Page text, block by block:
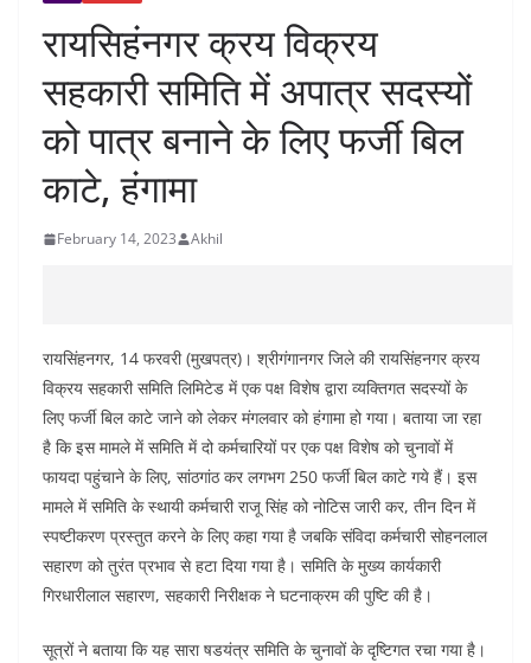
रायसिहंनगर क्रय विक्रय
सहकारी समिति में अपात्र सदस्यों
को पात्र बनाने के लिए फर्जी बिल
काटे, हंगामा
February 14, 2023 Akhil
रायसिंहनगर, 14 फरवरी (मुखपत्र)। श्रीगंगानगर जिले की रायसिंहनगर क्रय
विक्रय सहकारी समिति लिमिटेड में एक पक्ष विशेष द्वारा व्यक्तिगत सदस्यों के
लिए फर्जी बिल काटे जाने को लेकर मंगलवार को हंगामा हो गया। बताया जा रहा
है कि इस मामले में समिति में दो कर्मचारियों पर एक पक्ष विशेष को चुनावों में
फायदा पहुंचाने के लिए, सांठगांठ कर लगभग 250 फर्जी बिल काटे गये हैं। इस
मामले में समिति के स्थायी कर्मचारी राजू सिंह को नोटिस जारी कर, तीन दिन में
स्पष्टीकरण प्रस्तुत करने के लिए कहा गया है जबकि संविदा कर्मचारी सोहनलाल
सहारण को तुरंत प्रभाव से हटा दिया गया है। समिति के मुख्य कार्यकारी
गिरधारीलाल सहारण, सहकारी निरीक्षक ने घटनाक्रम की पुष्टि की है।
सूत्रों ने बताया कि यह सारा षडयंत्र समिति के चुनावों के दृष्टिगत रचा गया है।